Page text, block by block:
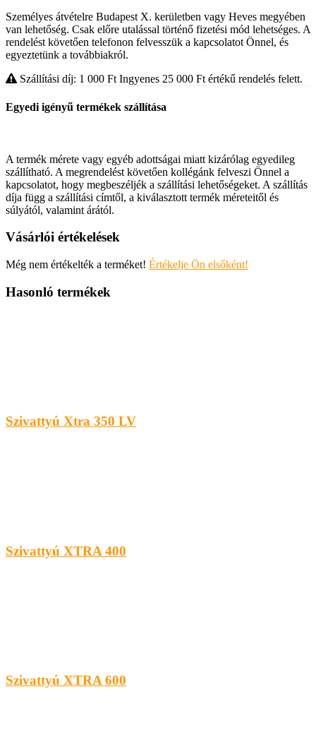
Személyes átvételre Budapest X. kerületben vagy Heves megyében
van lehetőség. Csak előre utalással történő fizetési mód lehetséges. A
rendelést követően telefonon felvesszük a kapcsolatot Önnel, és
egyeztetünk a továbbiakról.
Szállítási díj: 1 000 Ft Ingyenes 25 000 Ft értékű rendelés felett.
Egyedi igényű termékek szállítása
A termék mérete vagy egyéb adottságai miatt kizárólag egyedileg
szállítható. A megrendelést követően kollégánk felveszi Önnel a
kapcsolatot, hogy megbeszéljék a szállítási lehetőségeket. A szállítás
díja függ a szállítási címtől, a kiválasztott termék méreteitől és
súlyától, valamint árától.
Vásárlói értékelések
Még nem értékelték a terméket! Értékelje Ön elsőként!
Hasonló termékek
Szivattyú Xtra 350 LV
Szivattyú XTRA 400
Szivattyú XTRA 600